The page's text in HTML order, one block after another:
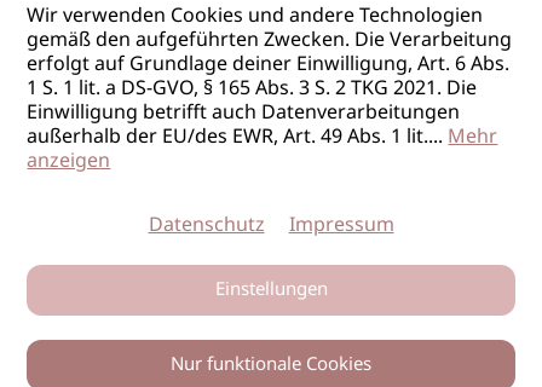
Wir verwenden Cookies und andere Technologien
gemäß den aufgeführten Zwecken. Die Verarbeitung
erfolgt auf Grundlage deiner Einwilligung, Art. 6 Abs.
1 S. 1 lit. a DS-GVO, § 165 Abs. 3 S. 2 TKG 2021. Die
Einwilligung betrifft auch Datenverarbeitungen
außerhalb der EU/des EWR, Art. 49 Abs. 1 lit....Mehr
anzeigen
Datenschutz Impressum
Einstellungen
Nur funktionale Cookies